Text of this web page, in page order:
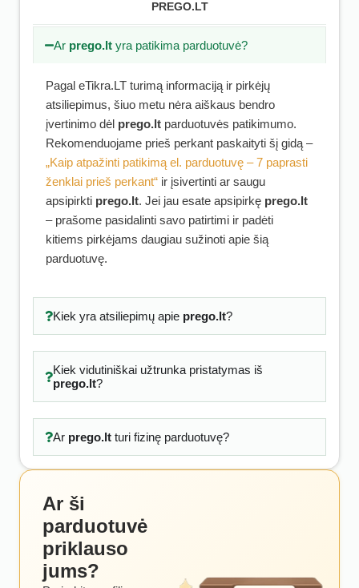
PREGO.LT
Ar prego.lt yra patikima parduotuvė?
Pagal eTikra.LT turimą informaciją ir pirkėjų
atsiliepimus, šiuo metu nėra aiškaus bendro
įvertinimo dėl prego.lt parduotuvės patikimumo.
Rekomenduojame prieš perkant paskaityti šį gidą –
„Kaip atpažinti patikimą el. parduotuvę – 7 paprasti
ženklai prieš perkant“ ir įsivertinti ar saugu
apsipirkti prego.lt. Jei jau esate apsipirkę prego.lt
– prašome pasidalinti savo patirtimi ir padėti
kitiems pirkėjams daugiau sužinoti apie šią
parduotuvę.
Kiek yra atsiliepimų apie prego.lt?
Kiek vidutiniškai užtrunka pristatymas iš
prego.lt?
Ar prego.ltturi fizinę parduotuvę?
Ar ši
parduotuvė
priklauso
jums?